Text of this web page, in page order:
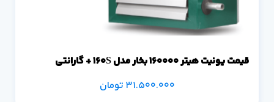
قیمت یونیت هیتر 160000 بخار مدل 160S + گارانتی
31.500.000تومان